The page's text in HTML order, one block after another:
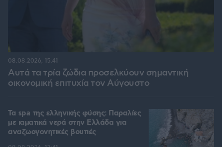
Αυτά τα τρία ζώδια προσελκύουν σημαντική
οικονομική επιτυχία τον Αύγουστο
08.08.2026, 15:41
Τα spa της ελληνικής φύσης: Παραλίες
με ιαματικά νερά στην Ελλάδα για
αναζωογονητικές βουτιές